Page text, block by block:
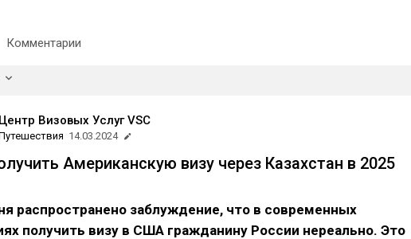
Комментарии
Центр Визовых Услуг VSC
14.03.2024
Американскую визу через Казахстан в 2025
распространено заблуждение, что в современных
получить визу в США гражданину России нереально. Это